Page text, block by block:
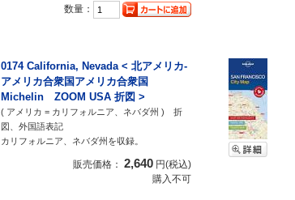
数量：
0174 California, Nevada < 北アメリカ-
アメリカ合衆国アメリカ合衆国
Michelin ZOOM USA 折図 >
( アメリカ = カリフォルニア、ネバダ州 ) 折
図、外国語表記
カリフォルニア、ネバダ州を収録。
販売価格： 2,640 円(税込)
購入不可